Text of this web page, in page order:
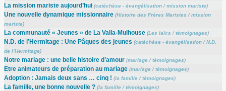
La mission mariste aujourd’hui (catéchèse - évangélisation/mission mariste)
Une nouvelle dynamique missionnaire (Histoire des Frères Maristes /mission
mariste)
La communauté « Jeunes » de La Valla-Mulhouse (Les laïcs /témoignages)
N.D. de l’Hermitage : Une Pâques des jeunes (catéchèse - évangélisation/N.D.
de l’Hermitage)
Notre mariage : une belle histoire d’amour (mariage/témoignages)
Etre animateurs de préparation au mariage (mariage/témoignages)
Adoption : Jamais deux sans … cinq ! (la famille/témoignages)
La famille, une bonne nouvelle ? (la famille/témoignages)